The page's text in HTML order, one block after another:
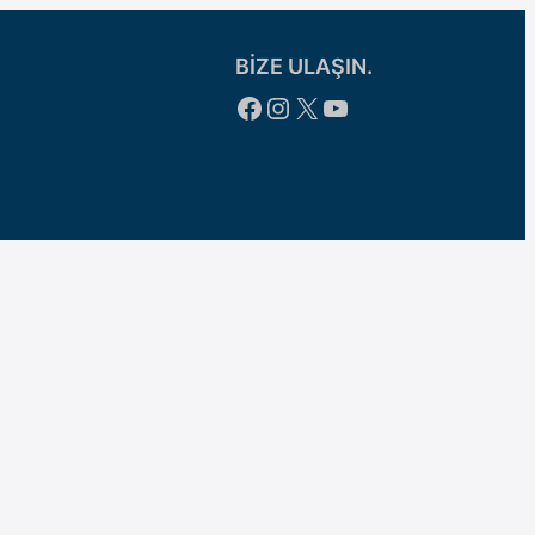
BİZE ULAŞIN.
Facebook
Instagram
X YouTube